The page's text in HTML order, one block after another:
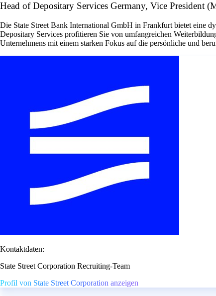
Head of Depositary Services Germany, Vice President
Die State Street Bank International GmbH in Frankfurt bietet eine
Depositary Services profitieren Sie von umfangreichen
Unternehmens mit einem starken Fokus auf die persönliche und
Kontaktdaten:
State Street Corporation Recruiting-Team
Profil von State Street Corporation anzeigen